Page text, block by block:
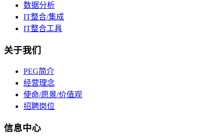
数据分析
IT整合/集成
IT整合工具
关于我们
PEG简介
经营理念
使命/愿景/价值观
招聘岗位
信息中心